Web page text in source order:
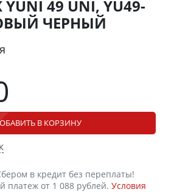
YUNI 49 UNI, YU49-
ЧЕРНЫЙ
В КОРЗИНУ
в кредит без переплаты!
платеж от 1 088 рублей. Условия